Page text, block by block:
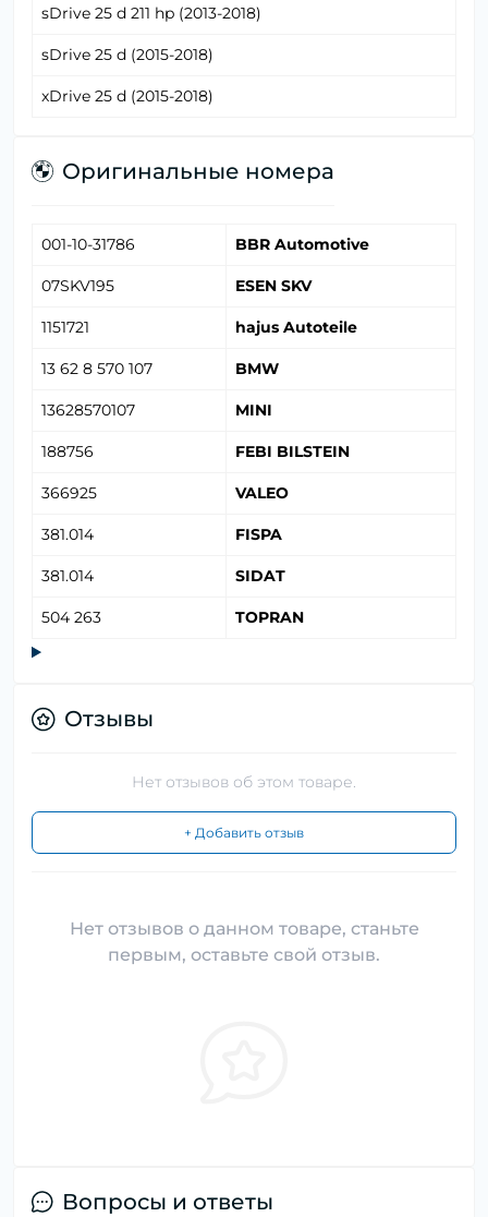
sDrive 25 d 211 hp (2013-2018)
sDrive 25 d (2015-2018)
xDrive 25 d (2015-2018)
Оригинальные номера
001-10-31786 BBR Automotive
07SKV195 ESEN SKV
1151721 hajus Autoteile
13 62 8 570 107 BMW
13628570107 MINI
188756 FEBI BILSTEIN
366925 VALEO
381.014 FISPA
381.014 SIDAT
504 263 TOPRAN
Отзывы
Нет отзывов об этом товаре.
+ Добавить отзыв
Нет отзывов о данном товаре, станьте
первым, оставьте свой отзыв.
Вопросы и ответы